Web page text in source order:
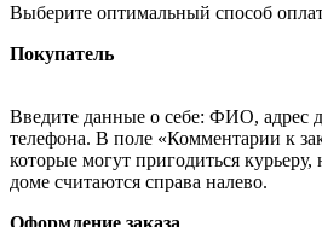
Выберите оптимальный способ
Покупатель
Введите данные о себе: ФИО, адрес
телефона. В поле «Комментарии к
которые могут пригодиться
доме считаются справа налево.
Оформление заказа